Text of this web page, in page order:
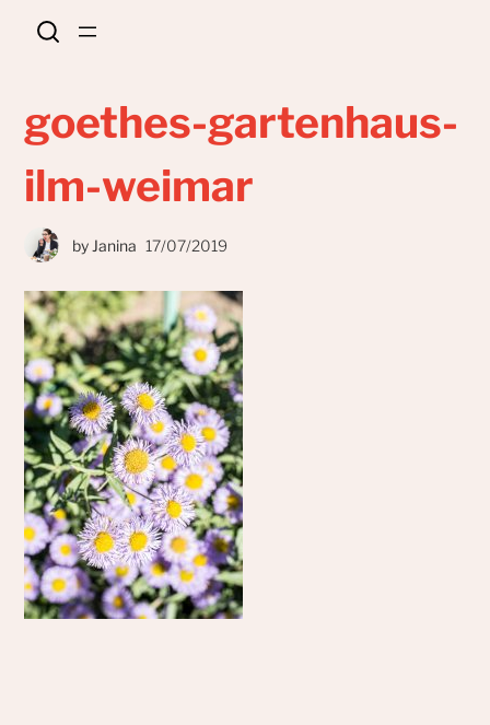
goethes-gartenhaus-
ilm-weimar
by Janina 17/07/2019